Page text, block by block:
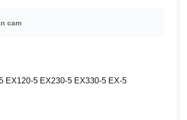
cam
EX120-5 EX230-5 EX330-5 EX-5